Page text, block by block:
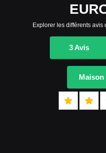
Explorer les différents
3 Avis